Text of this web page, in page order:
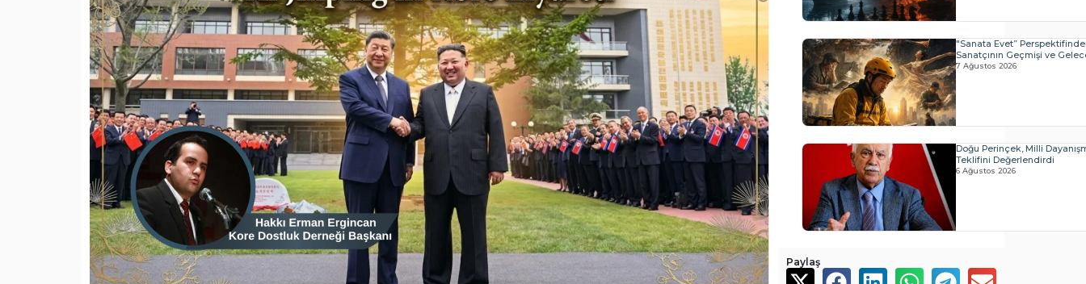
"Sanata Evet”
Sanatçının Geçmişi ve
7 Ağustos 2026
Doğu Perinçek, Milli
Teklifini Değerlendirdi
6 Ağustos 2026
Paylaş